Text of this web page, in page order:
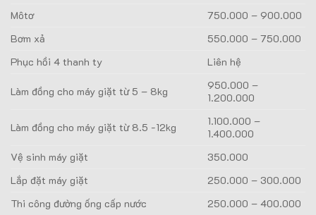
Môtơ
750.000 – 900.000
Bơm xả
550.000 – 750.000
Phục hồi 4 thanh ty
Liên hệ
Làm đồng cho máy giặt từ 5 – 8kg
950.000 –
1.200.000
Làm đồng cho máy giặt từ 8.5 -12kg
1.100.000 –
1.400.000
Vệ sinh máy giặt
350.000
Lắp đặt máy giặt
250.000 – 300.000
Thi công đường ống cấp nước
250.000 – 400.000